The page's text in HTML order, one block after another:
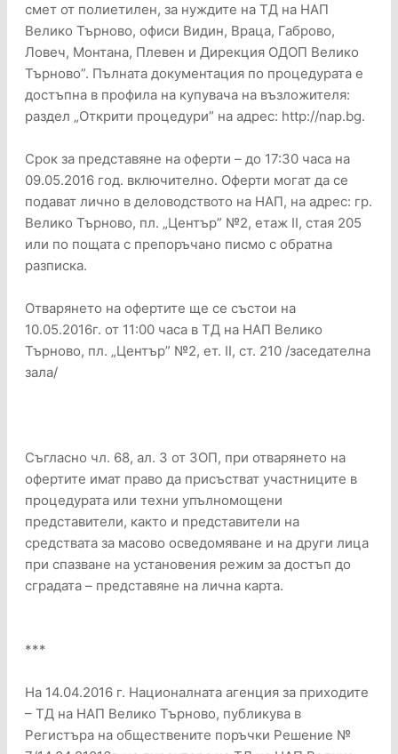
смет от полиетилен, за нуждите на ТД на НАП
Велико Търново, офиси Видин, Враца, Габрово,
Ловеч, Монтана, Плевен и Дирекция ОДОП Велико
Търново”. Пълната документация по процедурата е
достъпна в профила на купувача на възложителя:
раздел „Открити процедури” на адрес: http://nap.bg.
Срок за представяне на оферти – до 17:30 часа на
09.05.2016 год. включително. Оферти могат да се
подават лично в деловодството на НАП, на адрес: гр.
Велико Търново, пл. „Център” №2, етаж ІІ, стая 205
или по пощата с препоръчано писмо с обратна
разписка.
Отварянето на офертите ще се състои на
10.05.2016г. от 11:00 часа в ТД на НАП Велико
Търново, пл. „Център” №2, ет. ІІ, ст. 210 /заседателна
зала/
Съгласно чл. 68, ал. 3 от ЗОП, при отварянето на
офертите имат право да присъстват участниците в
процедурата или техни упълномощени
представители, както и представители на
средствата за масово осведомяване и на други лица
при спазване на установения режим за достъп до
сградата – представяне на лична карта.
***
На 14.04.2016 г. Националната агенция за приходите
– ТД на НАП Велико Търново, публикува в
Регистъра на обществените поръчки Решение №